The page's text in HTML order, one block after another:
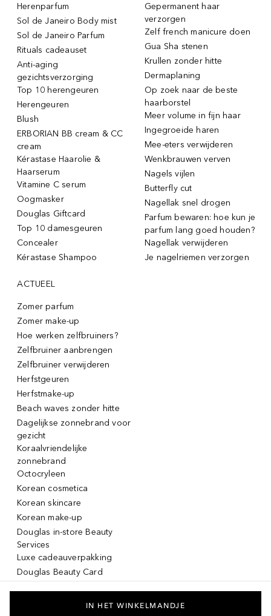
Herenparfum
Sol de Janeiro Body mist
Sol de Janeiro Parfum
Rituals cadeauset
Anti-aging
gezichtsverzorging
Top 10 herengeuren
Herengeuren
Blush
ERBORIAN BB cream & CC
cream
Kérastase Haarolie &
Haarserum
Vitamine C serum
Oogmasker
Douglas Giftcard
Top 10 damesgeuren
Concealer
Kérastase Shampoo
Gepermanent haar
verzorgen
Zelf french manicure doen
Gua Sha stenen
Krullen zonder hitte
Dermaplaning
Op zoek naar de beste
haarborstel
Meer volume in fijn haar
Ingegroeide haren
Mee-eters verwijderen
Wenkbrauwen verven
Nagels vijlen
Butterfly cut
Nagellak snel drogen
Parfum bewaren: hoe kun je
parfum lang goed houden?
Nagellak verwijderen
Je nagelriemen verzorgen
ACTUEEL
Zomer parfum
Zomer make-up
Hoe werken zelfbruiners?
Zelfbruiner aanbrengen
Zelfbruiner verwijderen
Herfstgeuren
Herfstmake-up
Beach waves zonder hitte
Dagelijkse zonnebrand voor
gezicht
Koraalvriendelijke
zonnebrand
Octocryleen
Korean cosmetica
Korean skincare
Korean make-up
Douglas in-store Beauty
Services
Luxe cadeauverpakking
Douglas Beauty Card
IN HET WINKELMANDJE